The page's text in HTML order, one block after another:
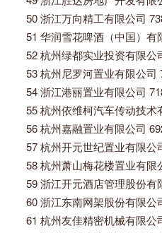
50 浙江万向精工有限公司
51 华润雪花啤酒（中国）
52 杭州绿都实业投资有限公
53 杭州尼罗河置业有限公司
54 浙江港丽置业有限公司
55 杭州依维柯汽车传动技术
56 杭州嘉融置业有限公司
57 杭州开元世纪置业有限公
58 杭州萧山梅花楼置业有限
59 浙江开元酒店管理股份有
60 浙江东南网架股份有限公
61 杭州友佳精密机械有限公